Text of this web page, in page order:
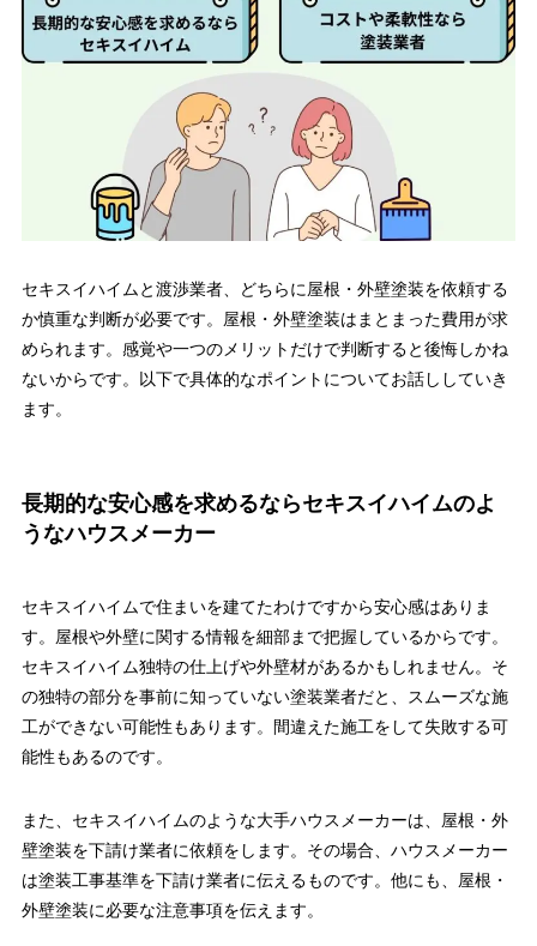
セキスイハイムと渡渉業者、どちらに屋根・外壁塗装を依頼する
か慎重な判断が必要です。屋根・外壁塗装はまとまった費用が求
められます。感覚や一つのメリットだけで判断すると後悔しかね
ないからです。以下で具体的なポイントについてお話ししていき
ます。
長期的な安心感を求めるならセキスイハイムのよ
うなハウスメーカー
セキスイハイムで住まいを建てたわけですから安心感はありま
す。屋根や外壁に関する情報を細部まで把握しているからです。
セキスイハイム独特の仕上げや外壁材があるかもしれません。そ
の独特の部分を事前に知っていない塗装業者だと、スムーズな施
工ができない可能性もあります。間違えた施工をして失敗する可
能性もあるのです。
また、セキスイハイムのような大手ハウスメーカーは、屋根・外
壁塗装を下請け業者に依頼をします。その場合、ハウスメーカー
は塗装工事基準を下請け業者に伝えるものです。他にも、屋根・
外壁塗装に必要な注意事項を伝えます。